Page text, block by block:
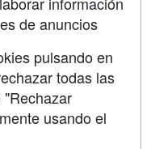
de anuncios
pulsando en
todas las
usando el